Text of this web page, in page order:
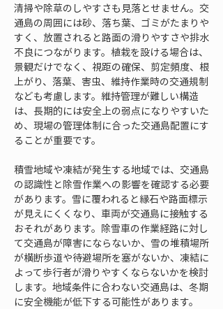
清掃や除草のしやすさも見落とせません。交
通島の周囲には砂、落ち葉、ゴミがたまりや
すく、放置されると路面の滑りやすさや排水
不良につながります。植栽を設ける場合は、
景観だけでなく、視距の確保、剪定頻度、根
上がり、落葉、害虫、維持作業時の交通規制
なども考慮します。維持管理が難しい構造
は、長期的には安全上の弱点になりやすいた
め、現場の管理体制に合った交通島配置にす
ることが重要です。
積雪地域や凍結が発生する地域では、交通島
の認識性と除雪作業への影響を確認する必要
があります。雪に覆われると縁石や路面標示
が見えにくくなり、車両が交通島に接触する
おそれがあります。除雪車の作業経路に対し
て交通島が障害にならないか、雪の堆積場所
が横断歩道や待避場所を塞がないか、凍結に
よって歩行者が滑りやすくならないかを検討
します。地域条件に合わない交通島は、冬期
に安全機能が低下する可能性があります。